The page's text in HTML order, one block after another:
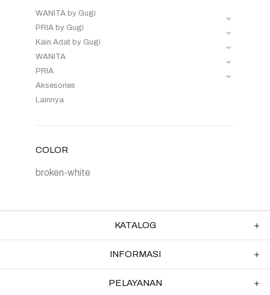
WANITA by Gugi
PRIA by Gugi
Kain Adat by Gugi
WANITA
PRIA
Aksesories
Lainnya
COLOR
broken-white
KATALOG
INFORMASI
PELAYANAN